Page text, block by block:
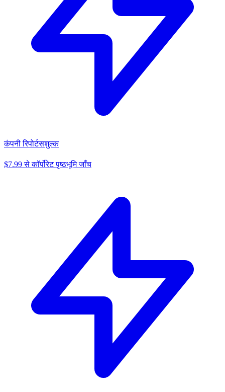
कंपनी रिपोर्टसशुल्क
$7.99 से कॉर्पोरेट पृष्ठभूमि जाँच